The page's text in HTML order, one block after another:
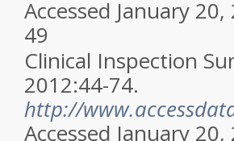
Accessed January 20,
49
Clinical Inspection
2012:44-74.
http://
Accessed January 20,